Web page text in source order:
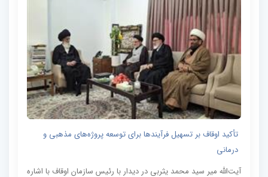
تأکید اوقاف بر تسهیل فرآیندها برای توسعه پروژه‌های مذهبی و
درمانی
آیت‌الله میر سید محمد یثربی در دیدار با رئیس سازمان اوقاف با اشاره